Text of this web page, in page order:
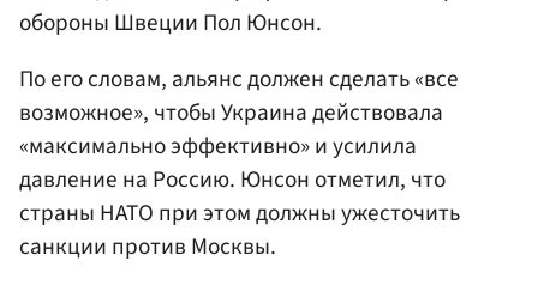
обороны Швеции Пол Юнсон.
По его словам, альянс должен сделать «все
возможное», чтобы Украина действовала
«максимально эффективно» и усилила
давление на Россию. Юнсон отметил, что
страны НАТО при этом должны ужесточить
санкции против Москвы.